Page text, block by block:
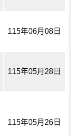
115年06月08日
115年05月28日
115年05月26日